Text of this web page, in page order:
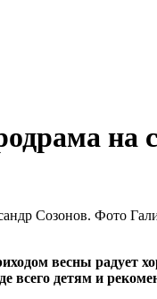
на
Созонов. Фото
весны радует
всего детям и